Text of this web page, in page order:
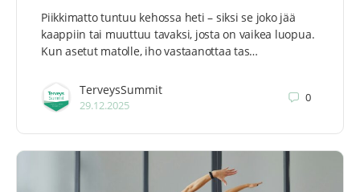
Piikkimatto tuntuu kehossa heti – siksi se joko jää
kaappiin tai muuttuu tavaksi, josta on vaikea luopua.
Kun asetut matolle, iho vastaanottaa tas…
TerveysSummit
29.12.2025
0